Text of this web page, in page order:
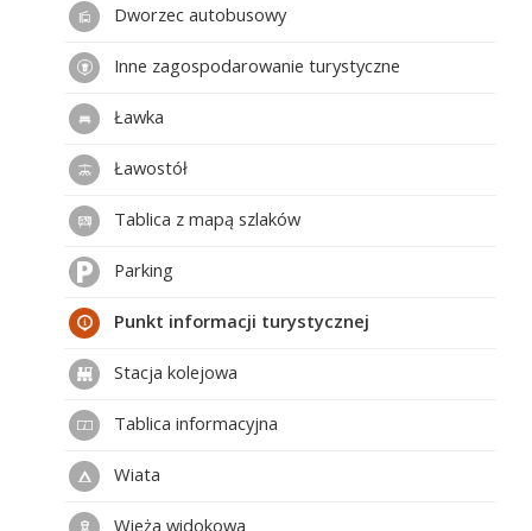
Dworzec autobusowy
Inne zagospodarowanie turystyczne
Ławka
Ławostół
Tablica z mapą szlaków
Parking
Punkt informacji turystycznej
Stacja kolejowa
Tablica informacyjna
Wiata
Wieża widokowa